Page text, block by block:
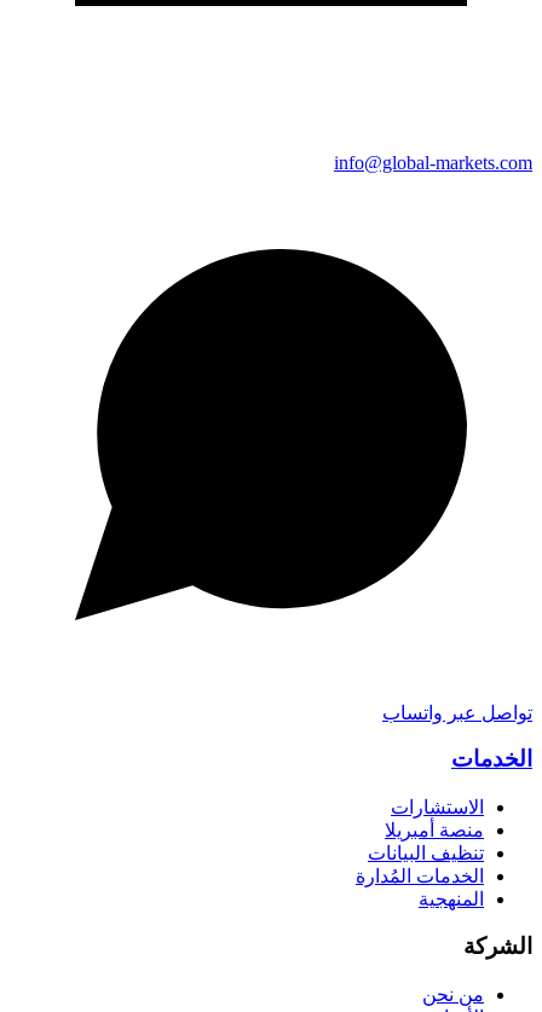
info@global-markets.com
تواصل عبر واتساب
الخدمات
الاستشارات
منصة أمبريلا
تنظيف البيانات
الخدمات المُدارة
المنهجية
الشركة
من نحن